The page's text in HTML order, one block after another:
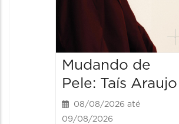
Mudando de
Pele: Taís Araujo
08/08/2026 até
09/08/2026